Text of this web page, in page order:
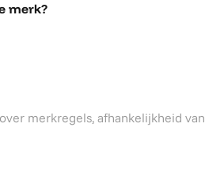
merk?